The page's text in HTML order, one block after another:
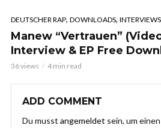
DEUTSCHER RAP, DOWNLOADS, INTERVIEWS
Manew “Vertrauen”
Interview & EP Free
36 views 4 min read
ADD COMMENT
Du musst angemeldet sein, um